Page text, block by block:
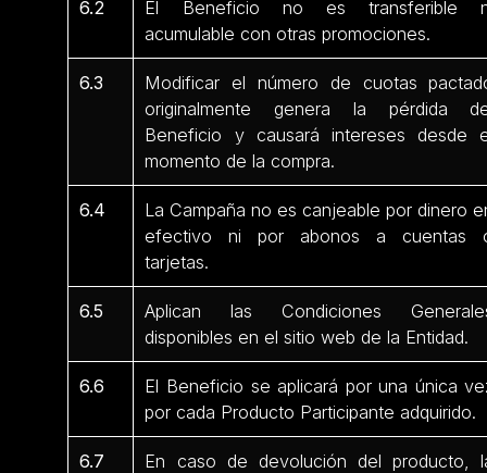
6.2
El Beneficio no es transferible
acumulable con otras promociones.
6.3
Modificar el número de cuotas
originalmente genera la pérdida
Beneficio y causará intereses desde
momento de la compra.
6.4
La Campaña no es canjeable por dinero
efectivo ni por abonos a cuentas
tarjetas.
6.5
Aplican las Condiciones
disponibles en el sitio web de la Entidad.
6.6
El Beneficio se aplicará por una única
por cada Producto Participante adquirido.
6.7
En caso de devolución del producto,